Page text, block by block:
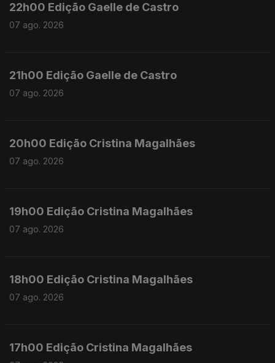
22h00 Edição Gaelle de Castro
07 ago. 2026
21h00 Edição Gaelle de Castro
07 ago. 2026
20h00 Edição Cristina Magalhães
07 ago. 2026
19h00 Edição Cristina Magalhães
07 ago. 2026
18h00 Edição Cristina Magalhães
07 ago. 2026
17h00 Edição Cristina Magalhães